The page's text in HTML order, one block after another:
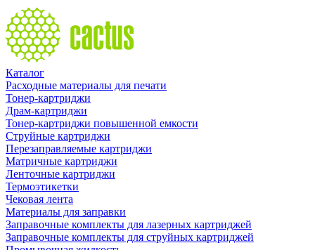
Каталог
Расходные материалы для печати
Тонер-картриджи
Драм-картриджи
Тонер-картриджи повышенной емкости
Струйные картриджи
Перезаправляемые картриджи
Матричные картриджи
Ленточные картриджи
Термоэтикетки
Чековая лента
Материалы для заправки
Заправочные комплекты для лазерных картриджей
Заправочные комплекты для струйных картриджей